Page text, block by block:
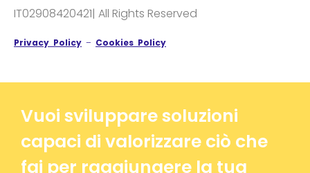
IT02908420421| All Rights Reserved
Privacy Policy – Cookies Policy
Vuoi sviluppare soluzioni
capaci di valorizzare ciò che
fai per raggiungere la tua